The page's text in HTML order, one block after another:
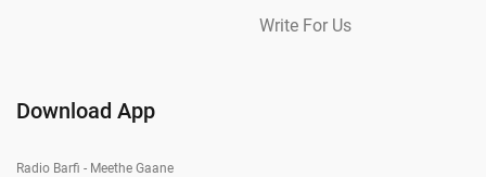
Write For Us
Download App
Radio Barfi - Meethe Gaane